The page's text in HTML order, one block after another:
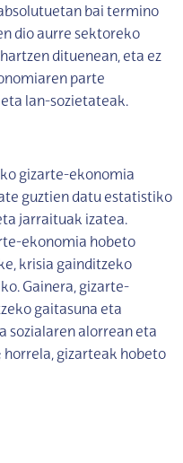
bai termino
dio aurre sektoreko
dituenean, eta ez
parte
lan-sozietateak.
gizarte-ekonomia
guztien datu estatistiko
jarraituak izatea.
ekonomia hobeto
krisia gainditzeko
Gainera, gizarte-
gaitasuna eta
sozialaren alorrean eta
gizarteak hobeto